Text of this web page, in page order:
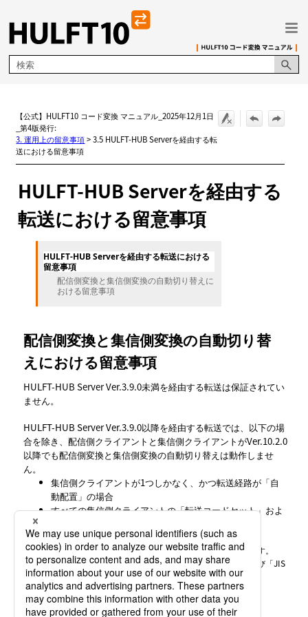
メイン コンテンツにスキップ
【公式】HULFT10 コード変換 マニュアル_2025年12月1日
_第4版発行:
3. 運用上の留意事項>3.5 HULFT-HUB Serverを経由する転
送における留意事項
HULFT-HUB Serverを経由する
転送における留意事項
HULFT-HUB Serverを経由する転送における
留意事項
配信側変換と集信側変換の自動切り替えに
おける留意事項
配信側変換と集信側変換の自動切り替
えにおける留意事項
HULFT-HUB Server Ver.3.9.0未満を経由する転送は保証されてい
ません。
HULFT-HUB Server Ver.3.9.0以降を経由する転送では、以下の場
合を除き、配信側クライアントと集信側クライアントがVer.10.2.0
以降でも配信側変換と集信側変換の自動切り替えは動作しませ
ん。
集信側クライアントが1つしかなく、かつ転送経路が
自
動配置
の場合
すべての集信側クライアントの
転送コードセット
およ
*1:クライアントのバージョンや機種によって項目名が異なります。
クライアントがVer.8.1.0未満の場合、
漢字コード種 および
JIS
年度
です。
集信側変換では、集信側ホストがHULFT7 for Mainframe